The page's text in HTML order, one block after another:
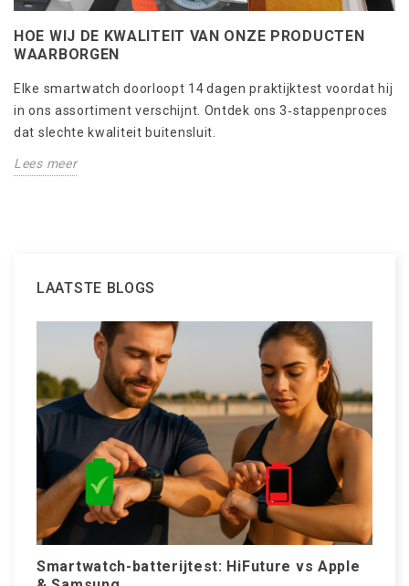
HOE WIJ DE KWALITEIT VAN ONZE PRODUCTEN
WAARBORGEN
Elke smartwatch doorloopt 14 dagen praktijktest voordat hij
in ons assortiment verschijnt. Ontdek ons 3‑stappenproces
dat slechte kwaliteit buitensluit.
Lees meer
LAATSTE BLOGS
Smartwatch-batterijtest: HiFuture vs Apple